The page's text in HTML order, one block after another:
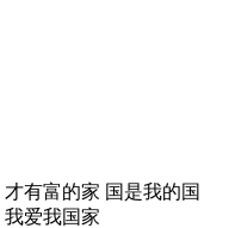
有富的家 国是我的国
爱我国家